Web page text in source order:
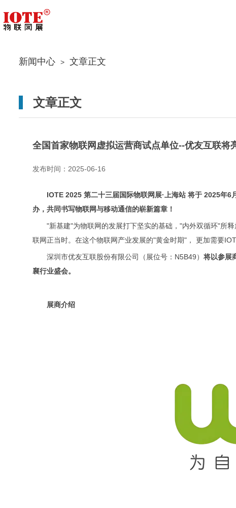
新闻中心 > 文章正文
文章正文
全国首家物联网虚拟运营商试点单位--优友互联将
发布时间：2025-06-16
IOTE 2025 第二十三届国际物联网展·上海站 将于2025年6
办，共同书写物联网与移动通信的崭新篇章！
"新基建"为物联网的发展打下坚实的基础，"内外双循环"所
联网正当时。在这个物联网产业发展的"黄金时期"， 更加需要
深圳市优友互联股份有限公司（展位号：N5B49）将以参展
襄行业盛会。
展商介绍